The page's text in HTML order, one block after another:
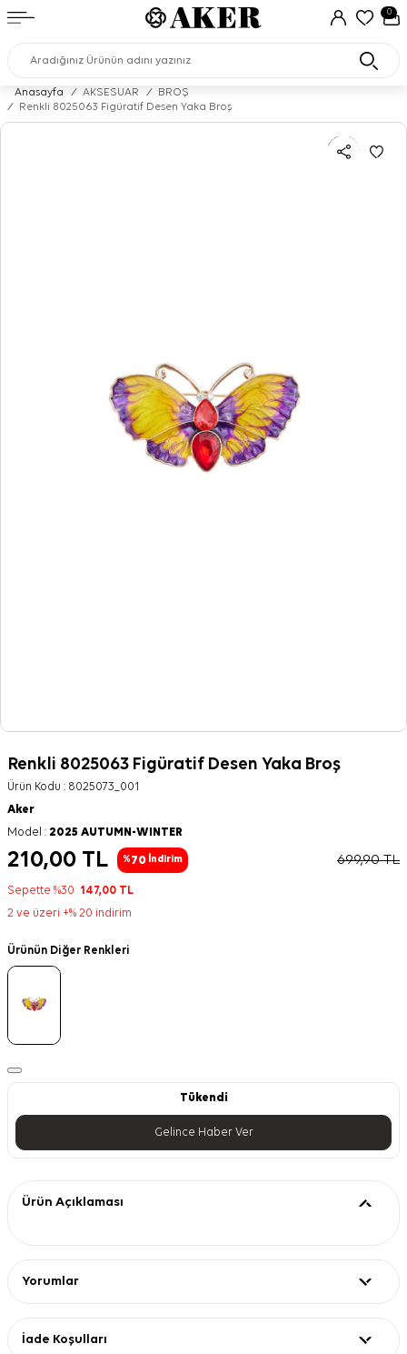
0
Anasayfa / AKSESUAR /
BROŞ
/
Renkli 8025063 Figüratif Desen Yaka Broş
Renkli 8025063 Figüratif Desen Yaka Broş
Ürün Kodu : 8025073_001
Aker
Model : 2025 AUTUMN-WINTER
210,00 TL %70 İndirim 699,90TL
Sepette %30 147,00 TL
2 ve üzeri +% 20 indirim
Ürünün Diğer Renkleri
Tükendi
Gelince Haber Ver
Ürün Açıklaması
Yorumlar
İade Koşulları